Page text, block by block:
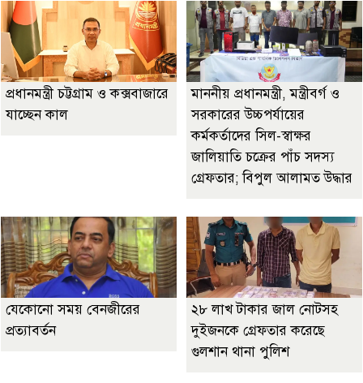
প্রধানমন্ত্রী চট্টগ্রাম ও কক্সবাজারে
যাচ্ছেন কাল
মাননীয় প্রধানমন্ত্রী, মন্ত্রীবর্গ ও
সরকারের উচ্চপর্যায়ের
কর্মকর্তাদের সিল-স্বাক্ষর
জালিয়াতি চক্রের পাঁচ সদস্য
গ্রেফতার; বিপুল আলামত উদ্ধার
যেকোনো সময় বেনজীরের
প্রত্যাবর্তন
২৮ লাখ টাকার জাল নোটসহ
দুইজনকে গ্রেফতার করেছে
গুলশান থানা পুলিশ